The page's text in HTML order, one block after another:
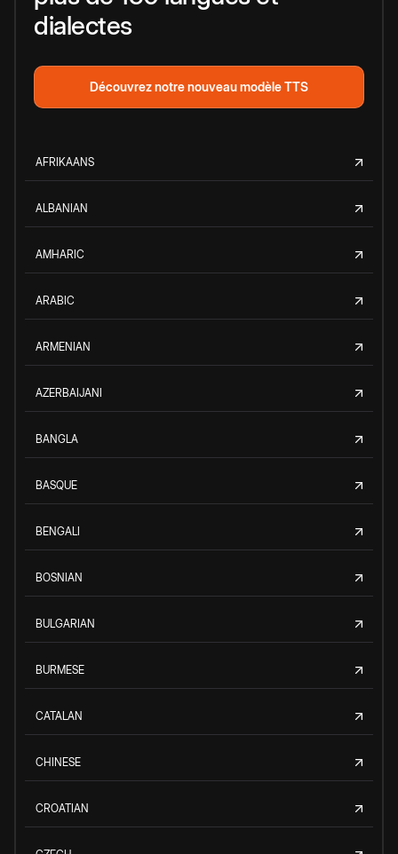
dialectes
Découvrez notre nouveau modèle TTS
AFRIKAANS
ALBANIAN
AMHARIC
ARABIC
ARMENIAN
AZERBAIJANI
BANGLA
BASQUE
BENGALI
BOSNIAN
BULGARIAN
BURMESE
CATALAN
CHINESE
CROATIAN